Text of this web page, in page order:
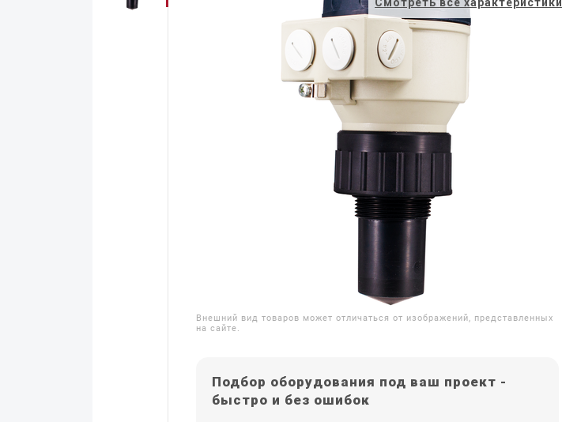
Внешний вид товаров может отличаться от изображений, представленных
на сайте.
Подбор оборудования под ваш проект -
быстро и без ошибок